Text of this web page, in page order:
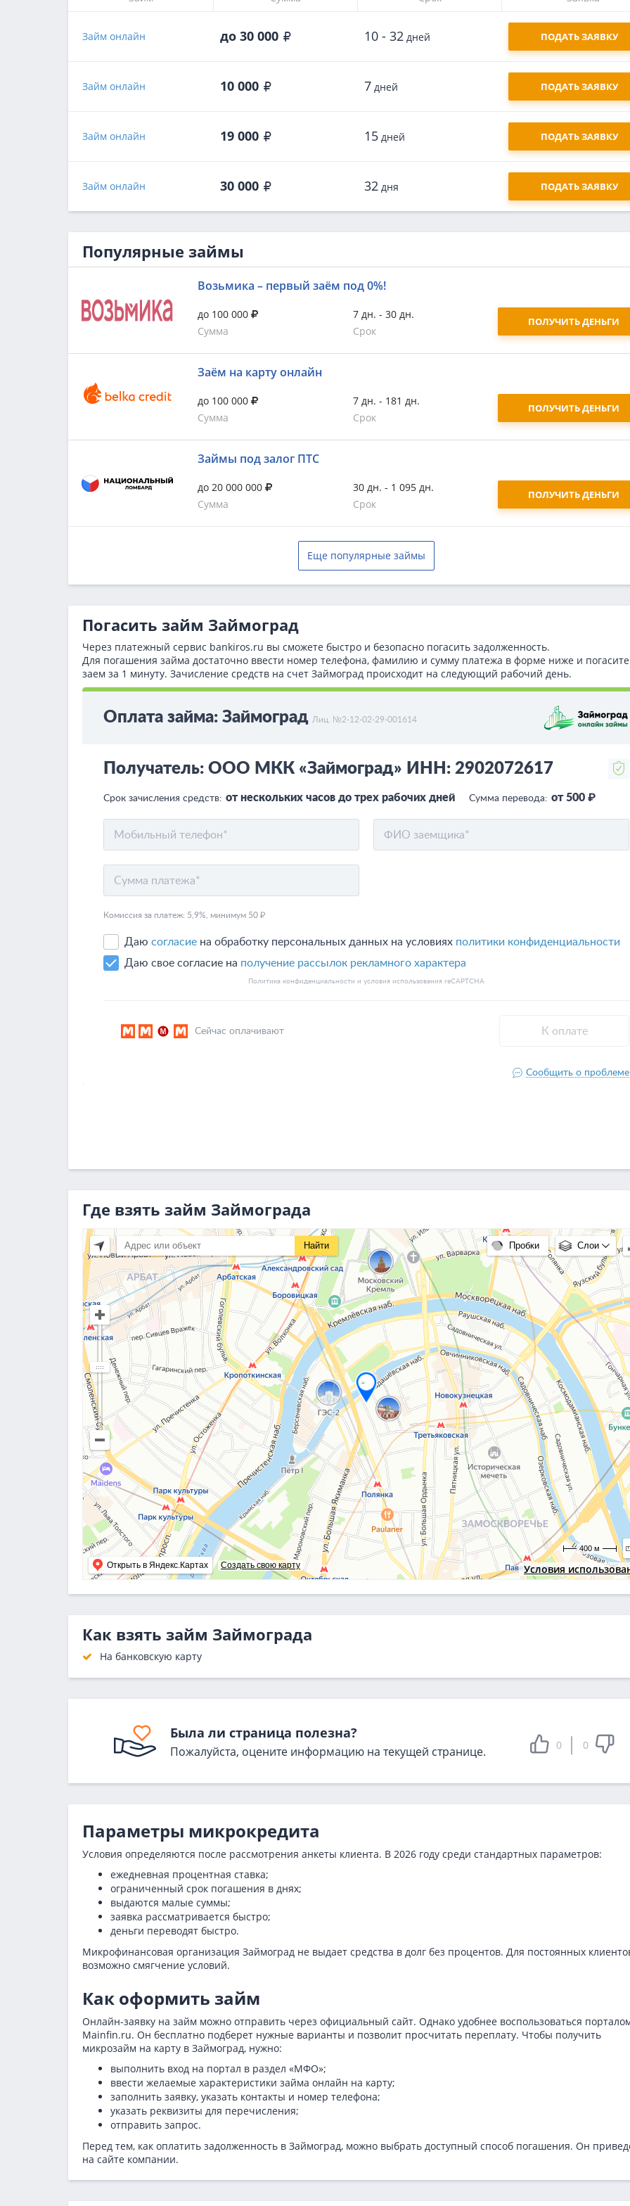
Займ онлайн до 30 000 10 - 32 дней ПОДАТЬ ЗАЯВКУ
Займ онлайн 10 000 7 дней ПОДАТЬ ЗАЯВКУ
Займ онлайн 19 000 15 дней ПОДАТЬ ЗАЯВКУ
Займ онлайн 30 000 32 дня ПОДАТЬ ЗАЯВКУ
Популярные займы
Возьмика – первый заём под 0%!
до 100 000
Сумма
7 дн. - 30 дн.
Срок
ПОЛУЧИТЬ ДЕНЬГИ
Заём на карту онлайн
до 100 000
Сумма
7 дн. - 181 дн.
Срок
ПОЛУЧИТЬ ДЕНЬГИ
Займы под залог ПТС
до 20 000 000
Сумма
30 дн. - 1 095 дн.
Срок
ПОЛУЧИТЬ ДЕНЬГИ
Еще популярные займы
Погасить займ Займоград
Через платежный сервис bаnkiros.ru вы сможете быстро и безопасно погасить задолженность.
Для погашения займа достаточно ввести номер телефона, фамилию и сумму платежа в форме ниже и погасите
заем за 1 минуту. Зачисление средств на счет Займоград происходит на следующий рабочий день.
Где взять займ Займограда
Условия
Открыть в Яндекс.Картах Создать свою карту
Найти Пробки Слои
400 м
Как взять займ Займограда
На банковскую карту
Была ли страница полезна?
Пожалуйста, оцените информацию на текущей странице. 0 0
Параметры микрокредита
Условия определяются после рассмотрения анкеты клиента. В 2026 году среди стандартных параметров:
ежедневная процентная ставка;
ограниченный срок погашения в днях;
выдаются малые суммы;
заявка рассматривается быстро;
деньги переводят быстро.
Микрофинансовая организация Займоград не выдает средства в долг без процентов. Для постоянных
возможно смягчение условий.
Как оформить займ
Онлайн-заявку на займ можно отправить через официальный сайт. Однако удобнее воспользоваться
Mainfin.ru. Он бесплатно подберет нужные варианты и позволит просчитать переплату. Чтобы получить
микрозайм на карту в Займоград, нужно:
выполнить вход на портал в раздел «МФО»;
ввести желаемые характеристики займа онлайн на карту;
заполнить заявку, указать контакты и номер телефона;
указать реквизиты для перечисления;
отправить запрос.
Перед тем, как оплатить задолженность в Займоград, можно выбрать доступный способ погашения. Он
на сайте компании.